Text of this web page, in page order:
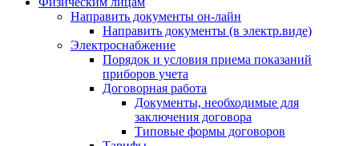
Направить документы он-лайн
Направить документы (в электр.виде)
Электроснабжение
Порядок и условия приема показаний
приборов учета
Договорная работа
Документы, необходимые для
заключения договора
Типовые формы договоров